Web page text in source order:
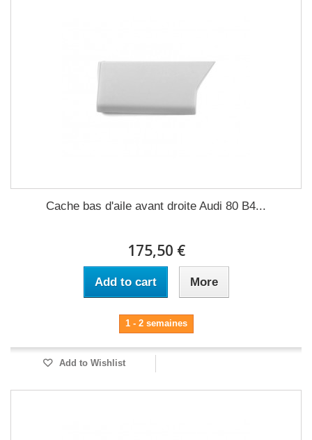
Cache bas d'aile avant droite Audi 80 B4...
175,50 €
Add to cart More
1 - 2 semaines
Add to Wishlist